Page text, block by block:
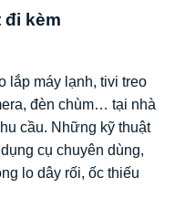
đi kèm
lắp máy lạnh, tivi treo
đèn chùm… tại nhà
cầu. Những kỹ thuật
cụ chuyên dùng,
lo dây rối, ốc thiếu